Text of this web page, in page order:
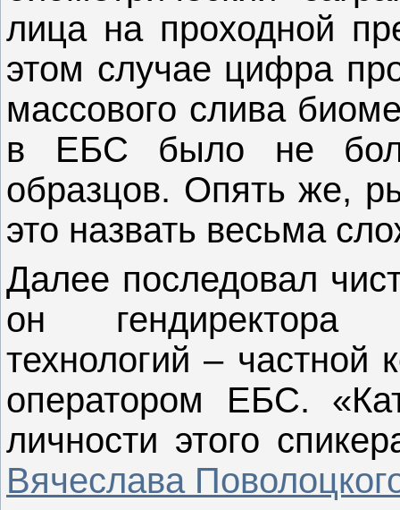
лица на проходной
этом случае цифра
массового слива
в ЕБС было не
образцов. Опять же,
это назвать весьма
Далее последовал
он гендиректора
технологий – частной
оператором ЕБС.
личности этого
Вячеслава